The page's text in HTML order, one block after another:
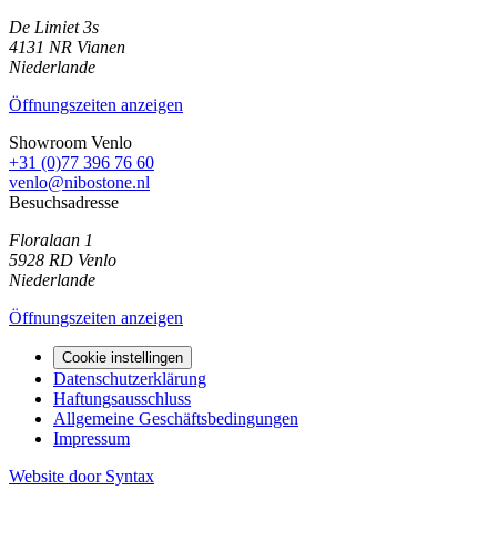
De Limiet 3s
4131 NR Vianen
Niederlande
Öffnungszeiten anzeigen
Showroom Venlo
+31 (0)77 396 76 60
venlo@nibostone.nl
Besuchsadresse
Floralaan 1
5928 RD Venlo
Niederlande
Öffnungszeiten anzeigen
Cookie instellingen
Datenschutzerklärung
Haftungsausschluss
Allgemeine Geschäftsbedingungen
Impressum
Website door Syntax